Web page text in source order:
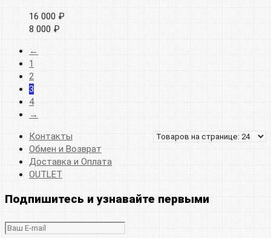
16 000 ₽
8 000 ₽
←
1
2
3
4
→
Контакты
Обмен и Возврат
Доставка и Оплата
OUTLET
Подпишитесь и узнавайте первыми